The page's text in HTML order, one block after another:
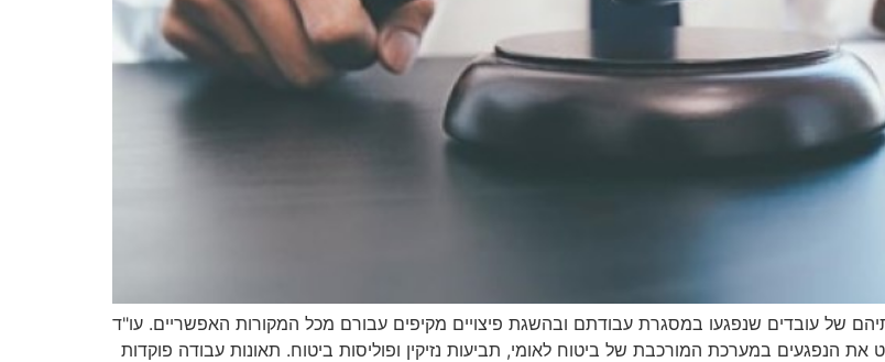
של עובדים שנפגעו במסגרת עבודתם ובהשגת פיצויים מקיפים עבורם מכל המקורות האפשריים. עו"ד
את הנפגעים במערכת המורכבת של ביטוח לאומי, תביעות נזיקין ופוליסות ביטוח. תאונות עבודה פוקדות